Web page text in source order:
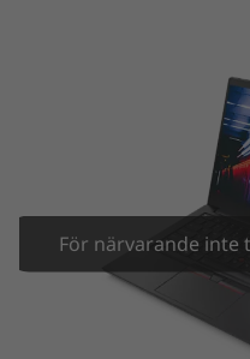
e
n
För närvarande inte